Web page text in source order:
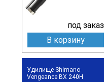
под заказ
В корзину
Удилище Shimano
Vengeance BX 240H